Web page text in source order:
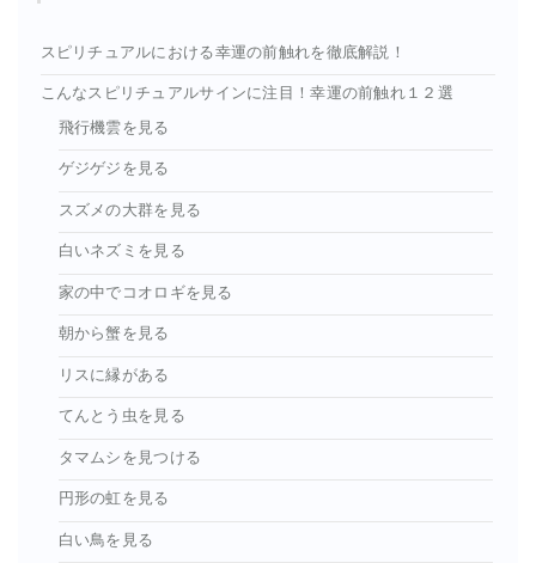
スピリチュアルにおける幸運の前触れを徹底解説！
こんなスピリチュアルサインに注目！幸運の前触れ１２選
飛行機雲を見る
ゲジゲジを見る
スズメの大群を見る
白いネズミを見る
家の中でコオロギを見る
朝から蟹を見る
リスに縁がある
てんとう虫を見る
タマムシを見つける
円形の虹を見る
白い鳥を見る